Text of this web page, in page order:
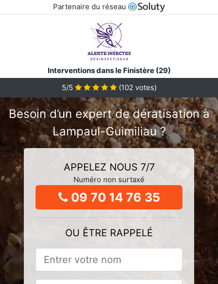
Partenaire du réseau
Interventions dans le Finistère (29)
5/5
(102 votes)
Besoin d’un expert de dératisation à
Lampaul-Guimiliau ?
APPELEZ NOUS 7/7
Numéro non surtaxé
09 70 14 76 35
OU ÊTRE RAPPELÉ